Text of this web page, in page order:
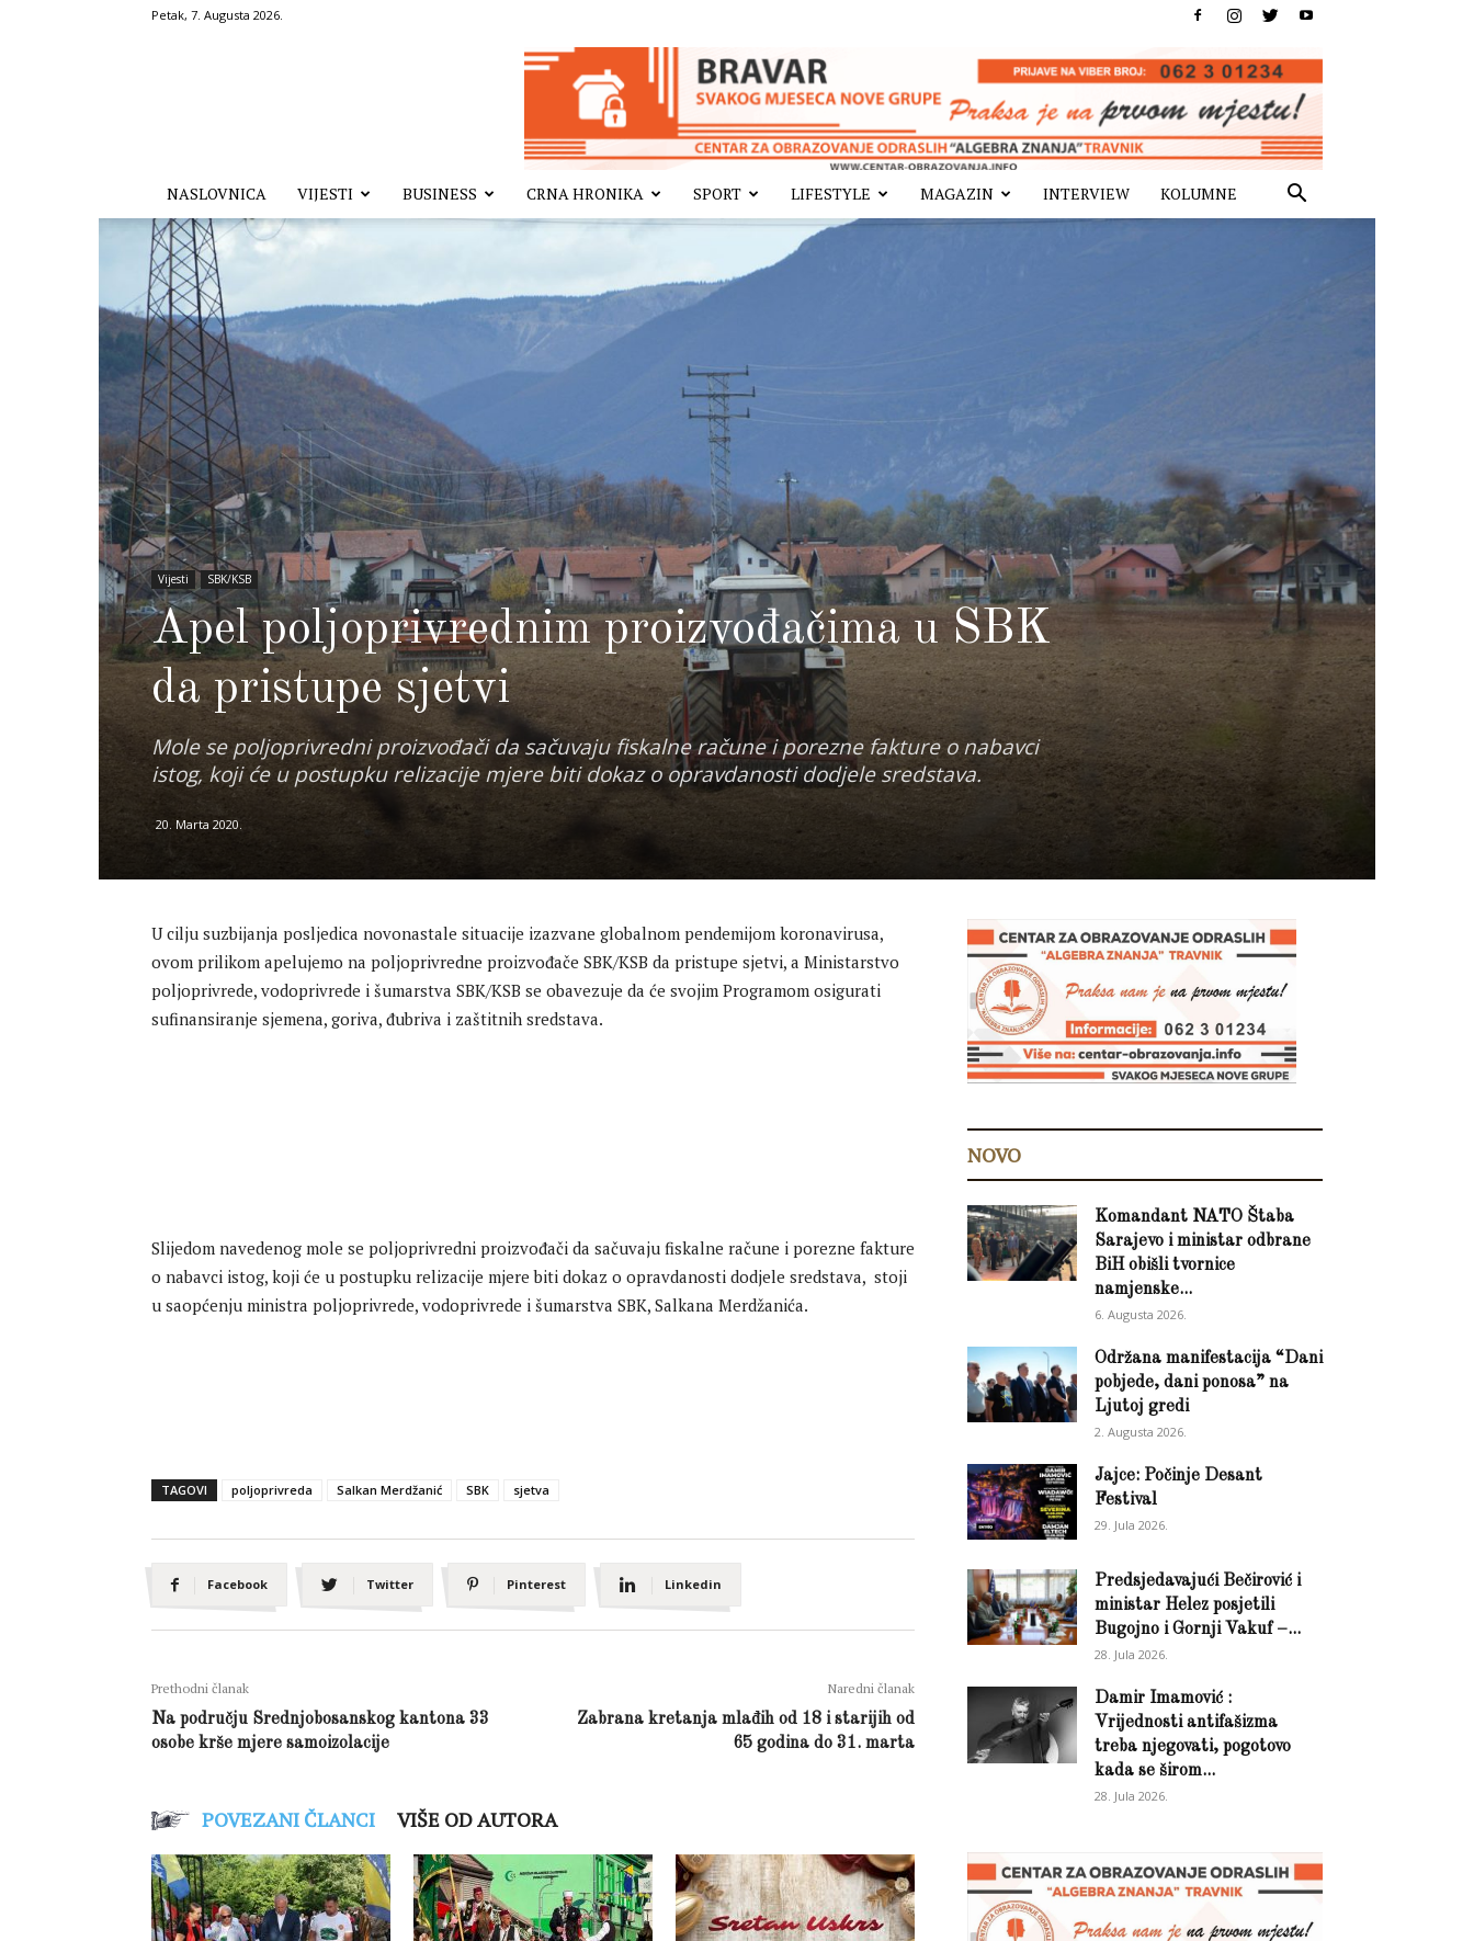
Petak, 7. Augusta 2026.
NASLOVNICA VIJESTI BUSINESS CRNA HRONIKA SPORT LIFESTYLE MAGAZIN INTERVIEW KOLUMNE
Vijesti SBK/KSB
Apel poljoprivrednim proizvođačima u SBK
da pristupe sjetvi
Mole se poljoprivredni proizvođači da sačuvaju fiskalne račune i porezne fakture o nabavci
istog, koji će u postupku relizacije mjere biti dokaz o opravdanosti dodjele sredstava.
20. Marta 2020.
U cilju suzbijanja posljedica novonastale situacije izazvane globalnom pendemijom koronavirusa,
ovom prilikom apelujemo na poljoprivredne proizvođače SBK/KSB da pristupe sjetvi, a Ministarstvo
poljoprivrede, vodoprivrede i šumarstva SBK/KSB se obavezuje da će svojim Programom osigurati
sufinansiranje sjemena, goriva, đubriva i zaštitnih sredstava.
Slijedom navedenog mole se poljoprivredni proizvođači da sačuvaju fiskalne račune i porezne fakture
o nabavci istog, koji će u postupku relizacije mjere biti dokaz o opravdanosti dodjele sredstava, stoji
u saopćenju ministra poljoprivrede, vodoprivrede i šumarstva SBK, Salkana Merdžanića.
TAGOVI poljoprivreda Salkan Merdžanić SBK sjetva
Facebook Twitter Pinterest Linkedin
Prethodni članak
Na području Srednjobosanskog kantona 33
osobe krše mjere samoizolacije
Naredni članak
Zabrana kretanja mlađih od 18 i starijih od
65 godina do 31. marta
POVEZANI ČLANCI VIŠE OD AUTORA
NOVO
Komandant NATO Štaba
Sarajevo i ministar odbrane
BiH obišli tvornice
namjenske...
6. Augusta 2026.
Održana manifestacija “Dani
pobjede, dani ponosa” na
Ljutoj gredi
2. Augusta 2026.
Jajce: Počinje Desant
Festival
29. Jula 2026.
Predsjedavajući Bečirović i
ministar Helez posjetili
Bugojno i Gornji Vakuf –...
28. Jula 2026.
Damir Imamović :
Vrijednosti antifašizma
treba njegovati, pogotovo
kada se širom...
28. Jula 2026.